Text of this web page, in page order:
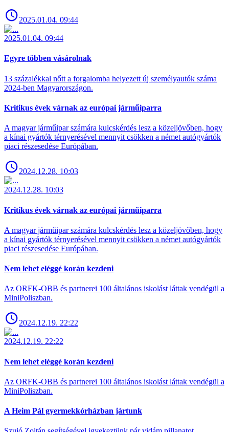
2025.01.04. 09:44
2025.01.04. 09:44
Egyre többen vásárolnak
13 százalékkal nőtt a forgalomba helyezett új személyautók száma
2024-ben Magyarországon.
Kritikus évek várnak az európai járműiparra
A magyar járműipar számára kulcskérdés lesz a közeljövőben, hogy
a kínai gyártók térnyerésével mennyit csökken a német autógyártók
piaci részesedése Európában.
2024.12.28. 10:03
2024.12.28. 10:03
Kritikus évek várnak az európai járműiparra
A magyar járműipar számára kulcskérdés lesz a közeljövőben, hogy
a kínai gyártók térnyerésével mennyit csökken a német autógyártók
piaci részesedése Európában.
Nem lehet eléggé korán kezdeni
Az ORFK-OBB és partnerei 100 általános iskolást láttak vendégül a
MiniPoliszban.
2024.12.19. 22:22
2024.12.19. 22:22
Nem lehet eléggé korán kezdeni
Az ORFK-OBB és partnerei 100 általános iskolást láttak vendégül a
MiniPoliszban.
A Heim Pál gyermekkórházban jártunk